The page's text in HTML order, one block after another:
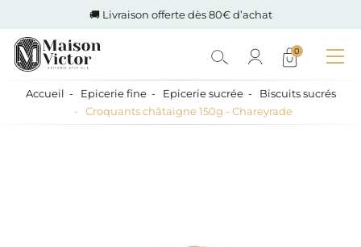
🚚 Livraison offerte dès 80€ d’achat
0
Accueil Epicerie fine Epicerie sucrée
Biscuits sucrés
Croquants châtaigne 150g - Chareyrade